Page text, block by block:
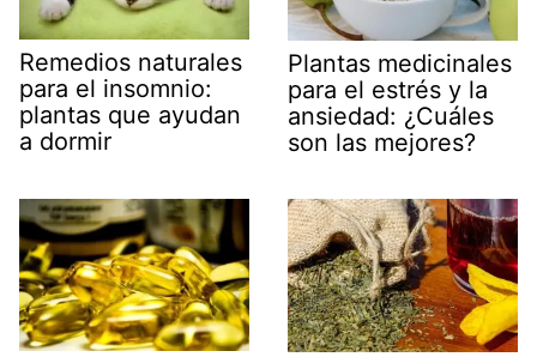
Remedios naturales
para el insomnio:
plantas que ayudan
a dormir
Plantas medicinales
para el estrés y la
ansiedad: ¿Cuáles
son las mejores?